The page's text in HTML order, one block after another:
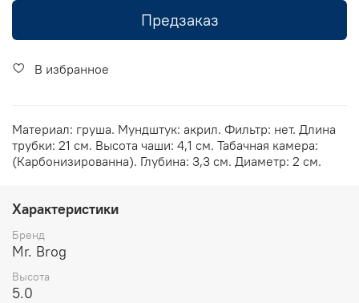
Предзаказ
В избранное
Материал: груша. Мундштук: акрил. Фильтр: нет. Длина
трубки: 21 см. Высота чаши: 4,1 см. Табачная камера:
(Карбонизированна). Глубина: 3,3 см. Диаметр: 2 см.
Характеристики
Бренд
Mr. Brog
Высота
5.0